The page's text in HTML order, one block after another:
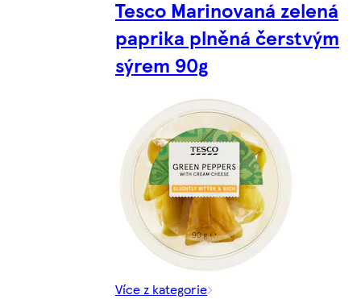
Tesco Marinovaná zelená
paprika plněná čerstvým
sýrem 90g
Více z kategorie